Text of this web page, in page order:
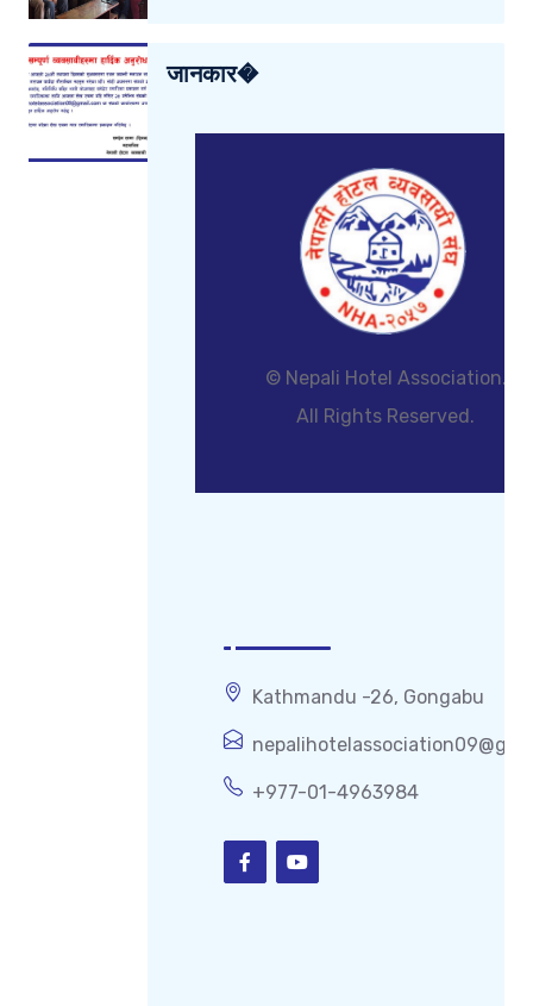
जानकार�
© Nepali Hotel Association.
All Rights Reserved.
Kathmandu -26, Gongabu
+977-01-4963984